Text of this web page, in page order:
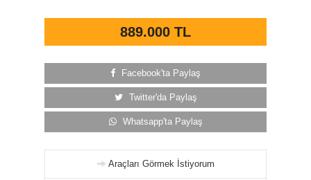
889.000 TL
Facebook'ta Paylaş
Twitter'da Paylaş
Whatsapp'ta Paylaş
Araçları Görmek İstiyorum